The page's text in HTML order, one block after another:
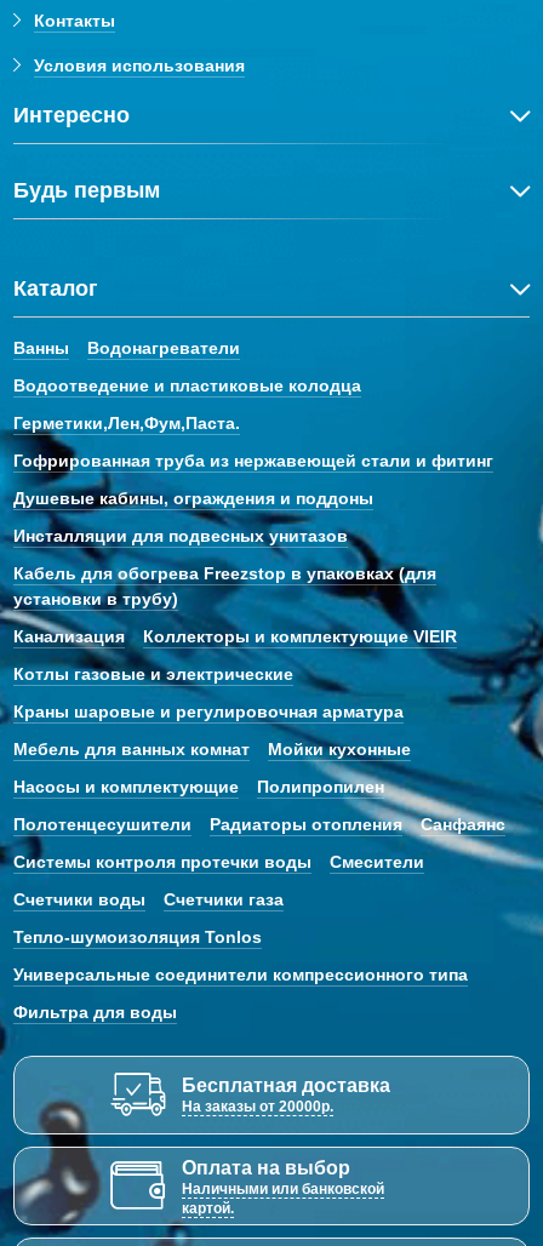
Контакты
Условия использования
Интересно
Будь первым
Каталог
Ванны
Водонагреватели
Водоотведение и пластиковые колодца
Герметики,Лен,Фум,Паста.
Гофрированная труба из нержавеющей стали и фитинг
Душевые кабины, ограждения и поддоны
Инсталляции для подвесных унитазов
Кабель для обогрева Freezstop в упаковках (для
установки в трубу)
Канализация
Коллекторы и комплектующие VIEIR
Котлы газовые и электрические
Краны шаровые и регулировочная арматура
Мебель для ванных комнат
Мойки кухонные
Насосы и комплектующие
Полипропилен
Полотенцесушители
Радиаторы отопления
Санфаянс
Системы контроля протечки воды
Смесители
Счетчики воды
Счетчики газа
Тепло-шумоизоляция Tonlos
Универсальные соединители компрессионного типа
Фильтра для воды
Бесплатная доставка
На заказы от 20000р.
Оплата на выбор
Наличными или банковской
картой.